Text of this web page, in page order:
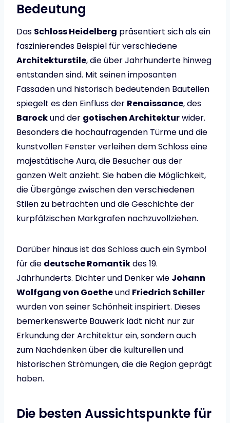
Bedeutung
Das Schloss Heidelberg präsentiert sich als ein
faszinierendes Beispiel für verschiedene
Architekturstile, die über Jahrhunderte hinweg
entstanden sind. Mit seinen imposanten
Fassaden und historisch bedeutenden Bauteilen
spiegelt es den Einfluss der Renaissance, des
Barockund der gotischen Architekturwider.
Besonders die hochaufragenden Türme und die
kunstvollen Fenster verleihen dem Schloss eine
majestätische Aura, die Besucher aus der
ganzen Welt anzieht. Sie haben die Möglichkeit,
die Übergänge zwischen den verschiedenen
Stilen zu betrachten und die Geschichte der
kurpfälzischen Markgrafen nachzuvollziehen.
Darüber hinaus ist das Schloss auch ein Symbol
für die deutsche Romantikdes 19.
Jahrhunderts. Dichter und Denker wie Johann
Wolfgang von Goetheund Friedrich Schiller
wurden von seiner Schönheit inspiriert. Dieses
bemerkenswerte Bauwerk lädt nicht nur zur
Erkundung der Architektur ein, sondern auch
zum Nachdenken über die kulturellen und
historischen Strömungen, die die Region geprägt
haben.
Die besten Aussichtspunkte für